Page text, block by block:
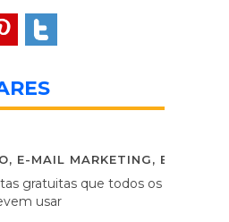
, E-MAIL MARKETING,
gratuitas que todos os
usar